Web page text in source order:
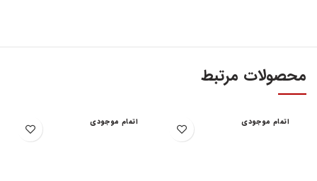
محصولات مرتبط
اتمام موجودی اتمام موجودی